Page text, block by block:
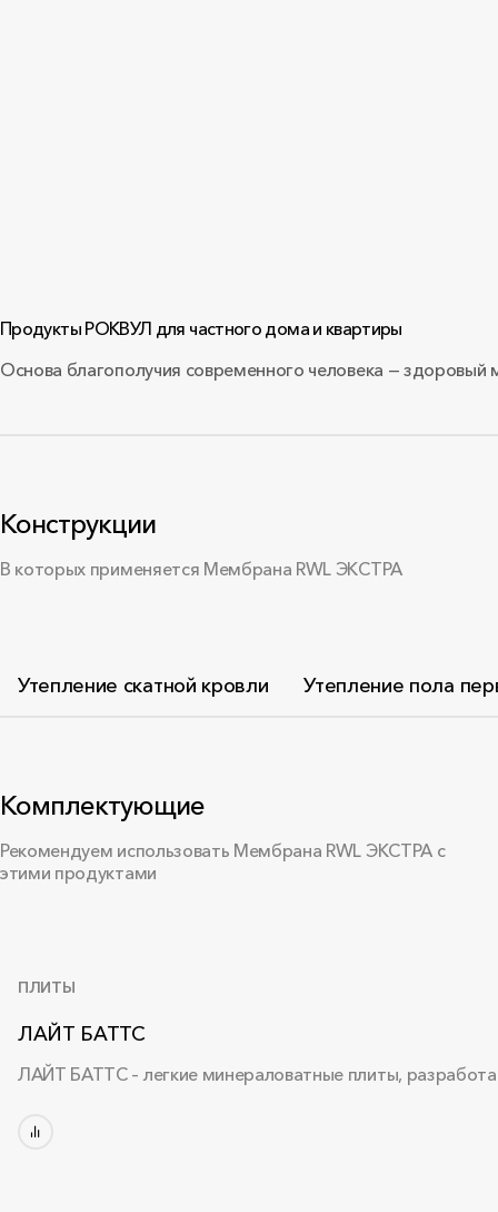
Продукты РОКВУЛ для частного дома и квартиры
Основа благополучия современного человека —
Конструкции
В которых применяется Мембрана RWL ЭКСТРА
Утепление скатной кровли Утепление пола
Комплектующие
Рекомендуем использовать Мембрана RWL ЭКСТРА с
этими продуктами
ПЛИТЫ
ЛАЙТ БАТТС
ЛАЙТ БАТТС – легкие минераловатные плиты,